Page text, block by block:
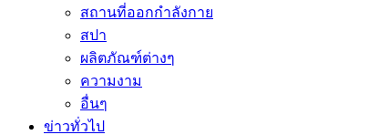
สถานที่ออกกำลังกาย
สปา
ผลิตภัณฑ์ต่างๆ
ความงาม
อื่นๆ
ข่าวทั่วไป